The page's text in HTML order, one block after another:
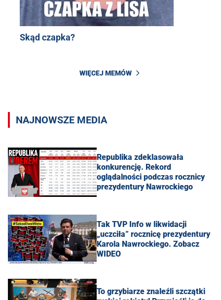
Skąd czapka?
WIĘCEJ MEMÓW
NAJNOWSZE MEDIA
Republika zdeklasowała
konkurencję. Rekord
oglądalności podczas rocznicy
prezydentury Nawrockiego
Tak TVP Info w likwidacji
„uczciła” rocznicę prezydentury
Karola Nawrockiego. Zobacz
WIDEO
To grzybiarze znaleźli szczątki